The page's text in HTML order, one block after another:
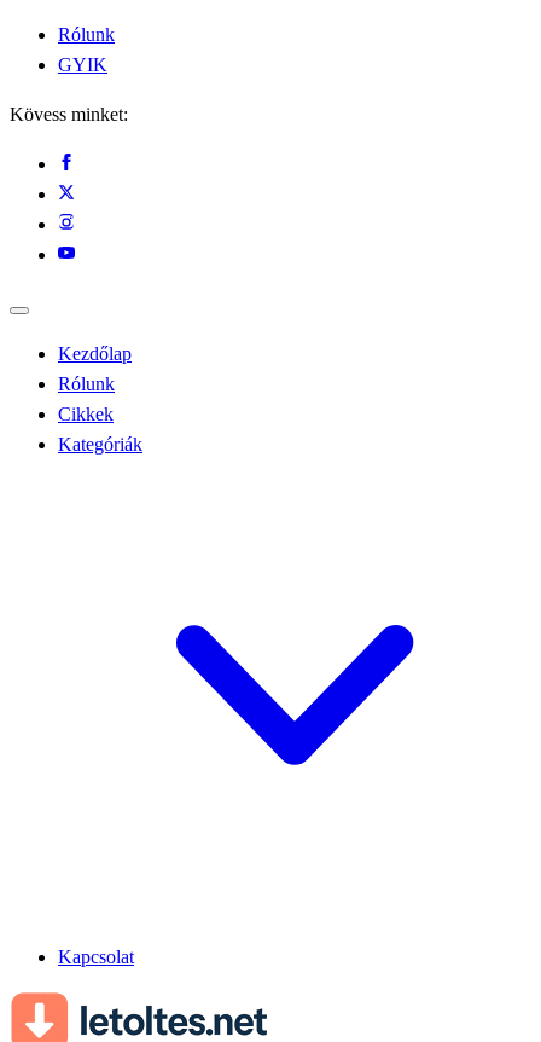
Rólunk
GYIK
Kövess minket:
Kezdőlap
Rólunk
Cikkek
Kategóriák
Kapcsolat